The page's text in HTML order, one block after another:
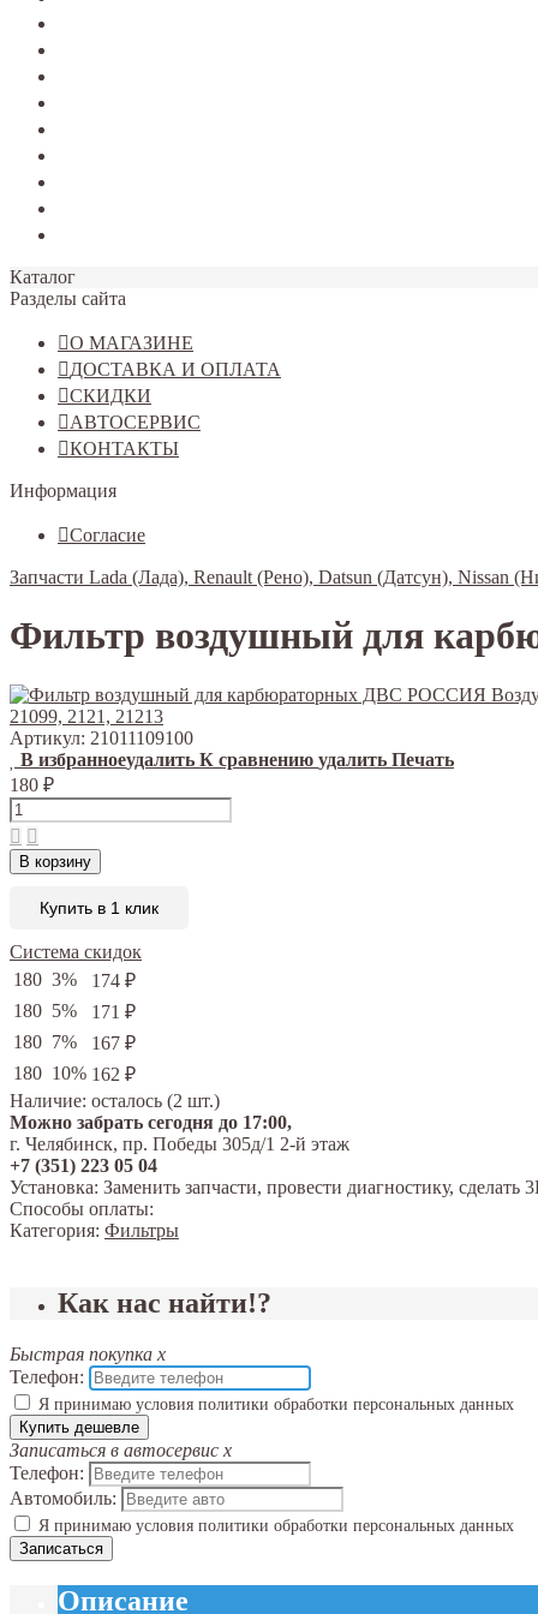
Каталог
Разделы сайта
О МАГАЗИНЕ
ДОСТАВКА И ОПЛАТА
СКИДКИ
АВТОСЕРВИС
КОНТАКТЫ
Информация
Согласие
Запчасти Lada (Лада), Renault (Рено), Datsun (Датсун), Nissan
Фильтр воздушный для
Артикул: 21011109100
В избранноеудалить К сравнению удалить Печать
180 ₽
В корзину
Купить в 1 клик
Система скидок
180 3% 174 ₽
180 5% 171 ₽
180 7% 167 ₽
180 10% 162 ₽
Наличие: осталось (2 шт.)
Можно забрать сегодня до 17:00,
г. Челябинск, пр. Победы 305д/1 2-й этаж
+7 (351) 223 05 04
Установка: Заменить запчасти, провести диагностику,
Способы оплаты:
Категория: Фильтры
Как нас найти!?
Быстрая покупка x
Телефон:
Я принимаю условия политики обработки персональных данных
Купить дешевле
Записаться в автосервис x
Телефон:
Автомобиль:
Я принимаю условия политики обработки персональных данных
Записаться
Описание